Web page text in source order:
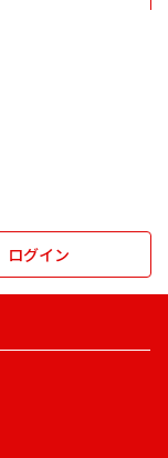
ログイン